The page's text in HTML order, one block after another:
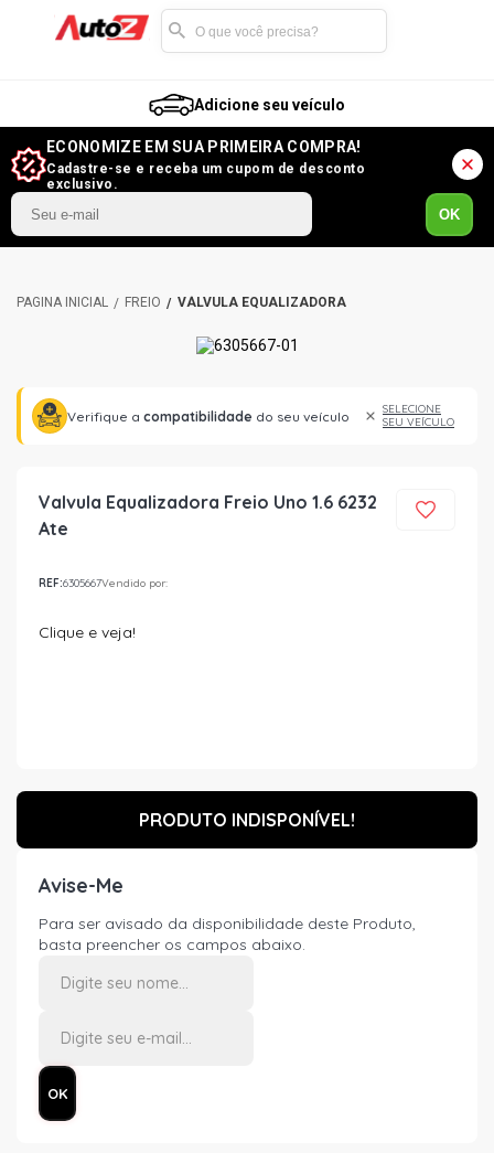
Adicione seu veículo
ECONOMIZE EM SUA PRIMEIRA COMPRA!
Cadastre-se e receba um cupom de desconto
exclusivo.
OK
FREIO VÁLVULA EQUALIZADORA
Verifique a compatibilidade do seu veículo
SELECIONE
SEU VEÍCULO
Valvula Equalizadora Freio Uno 1.6 6232
Ate
REF:6305667Vendido por:
Clique e veja!
PRODUTO INDISPONÍVEL!
Avise-Me
Para ser avisado da disponibilidade deste Produto,
basta preencher os campos abaixo.